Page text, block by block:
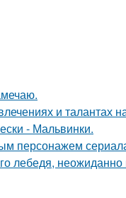
и талантах
- Мальвинки.
персонажем
лебедя,